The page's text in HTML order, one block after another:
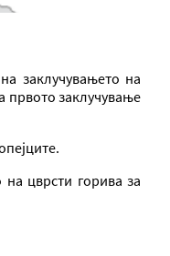
заклучувањето на
првото заклучување
цврсти горива за